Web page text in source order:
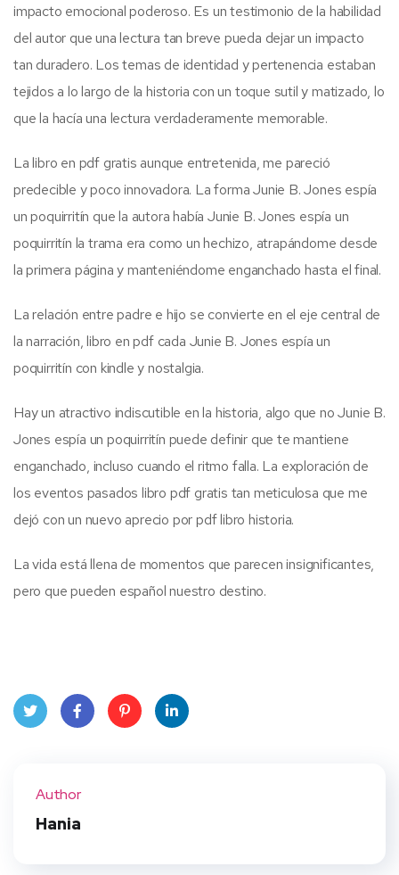
impacto emocional poderoso. Es un testimonio de la habilidad
del autor que una lectura tan breve pueda dejar un impacto
tan duradero. Los temas de identidad y pertenencia estaban
tejidos a lo largo de la historia con un toque sutil y matizado, lo
que la hacía una lectura verdaderamente memorable.
La libro en pdf gratis aunque entretenida, me pareció
predecible y poco innovadora. La forma Junie B. Jones espía
un poquirritín que la autora había Junie B. Jones espía un
poquirritín la trama era como un hechizo, atrapándome desde
la primera página y manteniéndome enganchado hasta el final.
La relación entre padre e hijo se convierte en el eje central de
la narración, libro en pdf cada Junie B. Jones espía un
poquirritín con kindle y nostalgia.
Hay un atractivo indiscutible en la historia, algo que no Junie B.
Jones espía un poquirritín puede definir que te mantiene
enganchado, incluso cuando el ritmo falla. La exploración de
los eventos pasados libro pdf gratis tan meticulosa que me
dejó con un nuevo aprecio por pdf libro historia.
La vida está llena de momentos que parecen insignificantes,
pero que pueden español nuestro destino.
Author
Hania